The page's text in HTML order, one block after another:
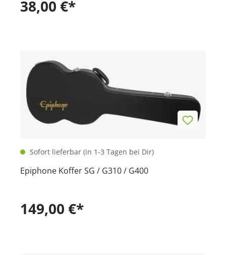
38,00 €*
Sofort lieferbar (in 1-3 Tagen bei Dir)
Epiphone Koffer SG / G310 / G400
149,00 €*